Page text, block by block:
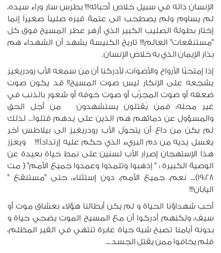
الإنسان ذاته في سبيل خلاص أحبائه!!! بطرس سار وراء سيده،
لم يساوم ولم يصطحب الى عتمة قبره صليباً صغيراً إنما
إختار بطولة الصليب الكبير الذي أزهر عطر المسيح فوق كل
"مستنقعات" العالم!!! تاريخ الكنيسة يشهد أن الشهداء هم
بذار الإيمان الذي به خلاص الإنسان.
إذا إمتحنّا الأرواح والأصوات، لأدركنا أن من سمعه الأب رودريغيز
يشجعه على الإنكار ليس صوت المسيح!! قد يكون صوت
ضعفه أو صوت المجرِّب أو صوت خوفه أو شعورٍ بالذنب في
غير محله: فمن يُقتلون يستشهدون من أجل الحق
والمسؤول عن دمائهم هم الذين على يدهم قتلوا... لذلك
لم يكن من داعٍ أن يتحوّل الأب رودريغيز الى بيلاطس آخر
يغسل يديه من دم البريء الذي حكم عليه إرتداداً!!! ويعزز
هذا الإستهجان إصرار الأب لسنين على نمط حياةٍ بعيدة عن
الوصية الكبيرة : " إذهبوا وتلمذوا وعمدوا جميع الأمم" ( مت
19:28)... نعم، جميع الأمم، دون إستثناء، حتى "مستنقع "
اليابان!!!
أحب شهداؤنا الحياة و لم يكن أبطالنا هؤلاء بعشاق موت أو
سيف، ولكنهم أدركوا أن مع المسيح الموت يضحي حياة و
بدونه أيامنا تصبح شبه حياة عابرة تنتهي في القبر المظلم،
فلم يخافوا ممن يقتل الجسد....